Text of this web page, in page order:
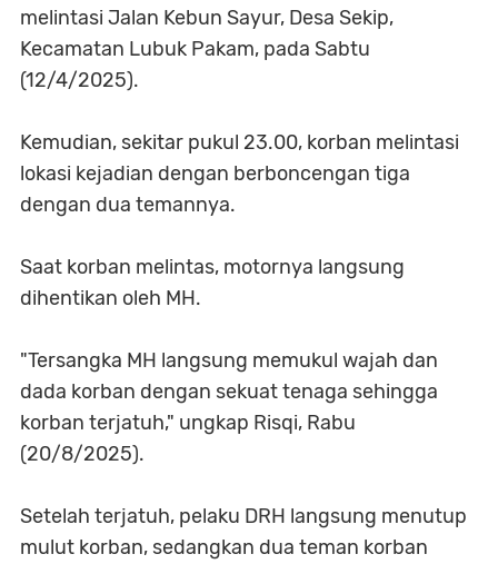
melintasi Jalan Kebun Sayur, Desa Sekip,
Kecamatan Lubuk Pakam, pada Sabtu
(12/4/2025).
Kemudian, sekitar pukul 23.00, korban melintasi
lokasi kejadian dengan berboncengan tiga
dengan dua temannya.
Saat korban melintas, motornya langsung
dihentikan oleh MH.
"Tersangka MH langsung memukul wajah dan
dada korban dengan sekuat tenaga sehingga
korban terjatuh," ungkap Risqi, Rabu
(20/8/2025).
Setelah terjatuh, pelaku DRH langsung menutup
mulut korban, sedangkan dua teman korban